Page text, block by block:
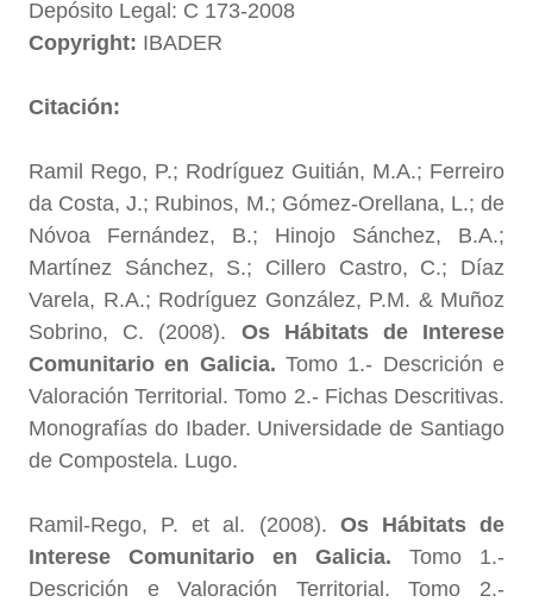
Depósito Legal: C 173-2008
Copyright: IBADER
Citación:
Ramil Rego, P.; Rodríguez Guitián, M.A.; Ferreiro
da Costa, J.; Rubinos, M.; Gómez-Orellana, L.; de
Nóvoa Fernández, B.; Hinojo Sánchez, B.A.;
Martínez Sánchez, S.; Cillero Castro, C.; Díaz
Varela, R.A.; Rodríguez González, P.M. & Muñoz
Sobrino, C. (2008). Os Hábitats de Interese
Comunitario en Galicia. Tomo 1.- Descrición e
Valoración Territorial. Tomo 2.- Fichas Descritivas.
Monografías do Ibader. Universidade de Santiago
de Compostela. Lugo.
Ramil-Rego, P. et al. (2008). Os Hábitats de
Interese Comunitario en Galicia. Tomo 1.-
Descrición e Valoración Territorial. Tomo 2.-